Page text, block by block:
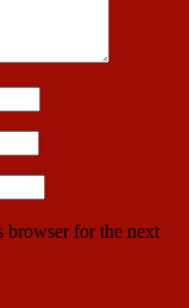
browser for the next